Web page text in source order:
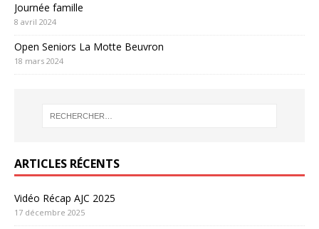
Journée famille
8 avril 2024
Open Seniors La Motte Beuvron
18 mars 2024
ARTICLES RÉCENTS
Vidéo Récap AJC 2025
17 décembre 2025